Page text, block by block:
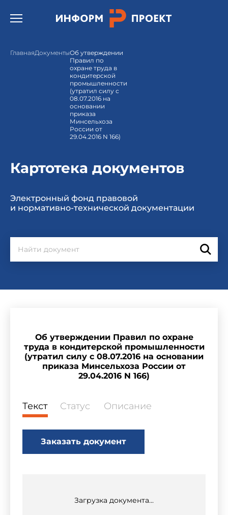
Открыть бургер меню.
ГлавнаяДокументыОб утверждении
Правил по
охране труда в
кондитерской
промышленности
(утратил силу с
08.07.2016 на
основании
приказа
Минсельхоза
России от
29.04.2016 N 166)
Картотека документов
Электронный фонд правовой
и нормативно-технической документации
Об утверждении Правил по охране
труда в кондитерской промышленности
(утратил силу с 08.07.2016 на основании
приказа Минсельхоза России от
29.04.2016 N 166)
Текст Статус Описание
Заказать документ
Загрузка документа...